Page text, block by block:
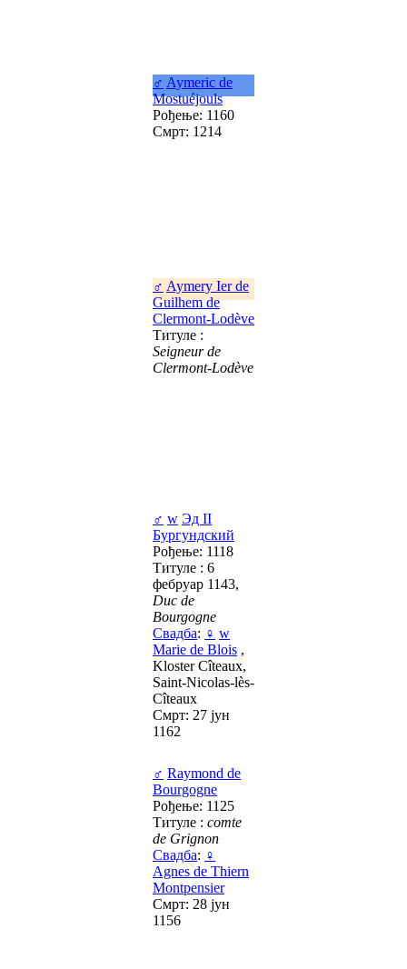
♂ Aymeric de
Mostuéjouls
Рођење: 1160
Смрт: 1214
♂ Aymery Ier de
Guilhem de
Clermont-Lodève
Титуле :
Seigneur de
Clermont-Lodève
♂ w Эд II
Бургундский
Рођење: 1118
Титуле : 6
фебруар 1143,
Duc de
Bourgogne
Свадба: ♀ w
Маrie de Blois ,
Kloster Cîteaux,
Saint-Nicolas-lès-
Cîteaux
Смрт: 27 јун
1162
♂ Raymond de
Bourgogne
Рођење: 1125
Титуле : comte
de Grignon
Свадба: ♀
Agnes de Thiern
Montpensier
Смрт: 28 јун
1156